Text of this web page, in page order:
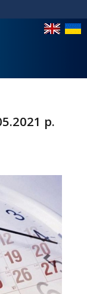
р.